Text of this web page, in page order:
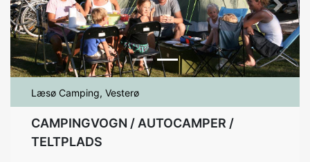
Previous Next
Læsø Camping, Vesterø
CAMPINGVOGN / AUTOCAMPER /
TELTPLADS